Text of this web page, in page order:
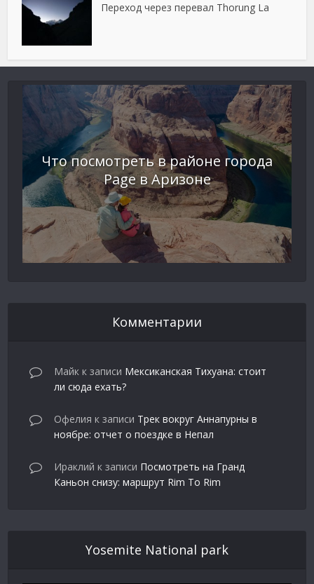
Переход через перевал Thorung La
Что посмотреть в районе города
Page в Аризоне
Комментарии
Майк к записи Мексиканская Тихуана: стоит
ли сюда ехать?
Офелия к записи Трек вокруг Аннапурны в
ноябре: отчет о поездке в Непал
Ираклий к записи Посмотреть на Гранд
Каньон снизу: маршрут Rim To Rim
Yosemite National park